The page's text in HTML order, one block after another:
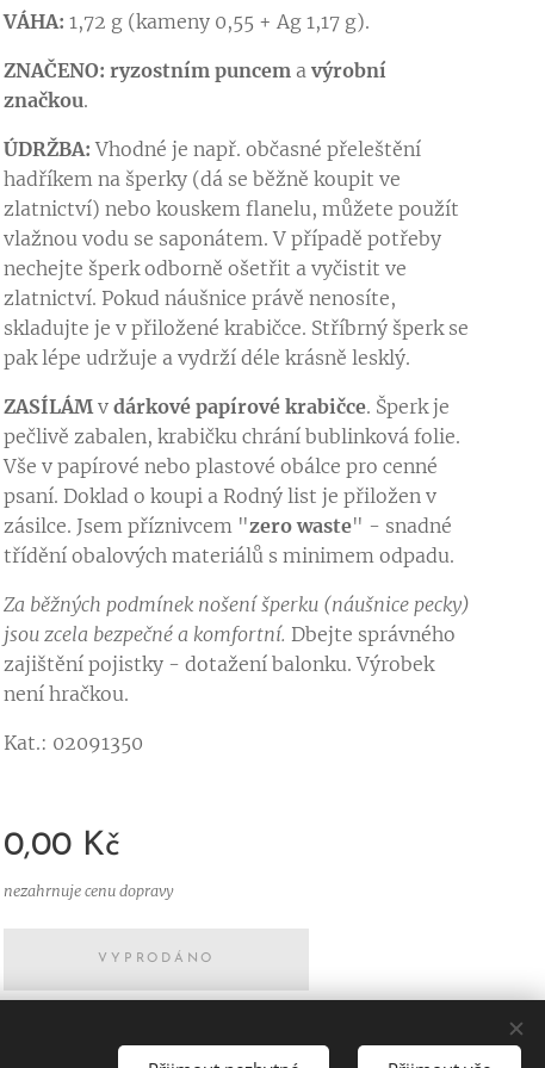
VÁHA:1,72 g (kameny 0,55 + Ag 1,17 g).
ZNAČENO: ryzostním puncem avýrobní
značkou.
ÚDRŽBA: Vhodné je např. občasné přeleštění
hadříkem na šperky (dá se běžně koupit ve
zlatnictví) nebo kouskem flanelu, můžete použít
vlažnou vodu se saponátem. V případě potřeby
nechejte šperk odborně ošetřit a vyčistit ve
zlatnictví. Pokud náušnice právě nenosíte,
skladujte je v přiložené krabičce. Stříbrný šperk se
pak lépe udržuje a vydrží déle krásně lesklý.
ZASÍLÁMvdárkové papírové krabičce. Šperk je
pečlivě zabalen, krabičku chrání bublinková folie.
Vše v papírové nebo plastové obálce pro cenné
psaní. Doklad o koupi a Rodný list je přiložen v
zásilce. Jsem příznivcem "zero waste" - snadné
třídění obalových materiálů s minimem odpadu.
Za běžných podmínek nošení šperku (náušnice pecky)
jsou zcela bezpečné a komfortní.Dbejte správného
zajištění pojistky - dotažení balonku. Výrobek
není hračkou.
Kat.: 02091350
0,00 Kč
nezahrnuje cenu dopravy
VYPRODÁNO